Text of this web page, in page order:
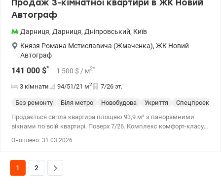
Продаж 3-кімнатної квартири в ЖК Новий
Автограф
Дарниця, Дарниця, Дніпровський, Київ
Князя Романа Мстиславича (Жмаченка), ЖК Новий
Автограф
141 000 $* 1 500 $ / м2*
3 кімнати 94/51/21 м2 7/26 эт.
Без ремонту Біля метро Новобудова Укриття Спецпроект
Продається світла квартира площею 93,9 м² з панорамними
вікнами по всій квартирі. Поверх 7/26. Комплекс комфорт-класу.
величезний парк Перемога (дитячі майданчики, спортивний
майданчик, озеро, атракціони, мотузковий парк і т.і.)
Оновлено: 31.03.2026
1 2